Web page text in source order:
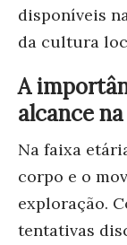
disponíveis
da cultura
A
alcance
Na faixa
corpo e o
exploração.
tentativas